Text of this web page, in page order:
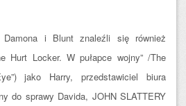
i Blunt znaleźli się również
Hurt Locker. W pułapce wojny” /The
jako Harry, przedstawiciel biura
do sprawy Davida, JOHN SLATTERY